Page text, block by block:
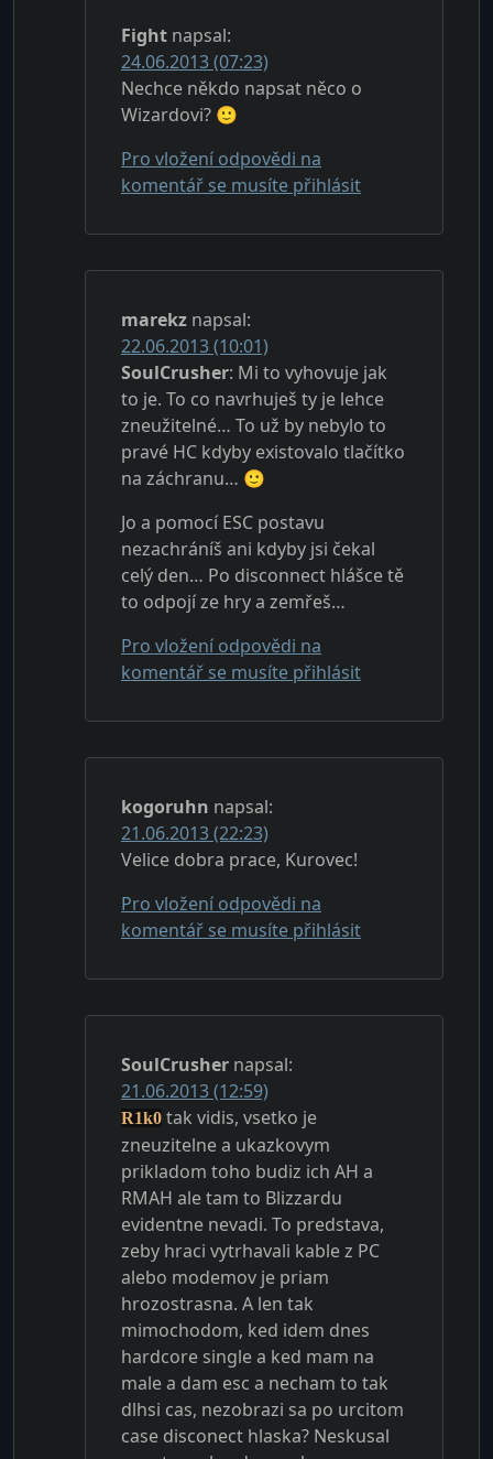
Fight napsal:
24.06.2013 (07:23)
Nechce někdo napsat něco o
Wizardovi? 🙂
Pro vložení odpovědi na
komentář se musíte přihlásit
marekz napsal:
22.06.2013 (10:01)
SoulCrusher: Mi to vyhovuje jak
to je. To co navrhuješ ty je lehce
zneužitelné… To už by nebylo to
pravé HC kdyby existovalo tlačítko
na záchranu… 🙂
Jo a pomocí ESC postavu
nezachráníš ani kdyby jsi čekal
celý den… Po disconnect hlášce tě
to odpojí ze hry a zemřeš…
Pro vložení odpovědi na
komentář se musíte přihlásit
kogoruhn napsal:
21.06.2013 (22:23)
Velice dobra prace, Kurovec!
Pro vložení odpovědi na
komentář se musíte přihlásit
SoulCrusher napsal:
21.06.2013 (12:59)
R1k0 tak vidis, vsetko je
zneuzitelne a ukazkovym
prikladom toho budiz ich AH a
RMAH ale tam to Blizzardu
evidentne nevadi. To predstava,
zeby hraci vytrhavali kable z PC
alebo modemov je priam
hrozostrasna. A len tak
mimochodom, ked idem dnes
hardcore single a ked mam na
male a dam esc a necham to tak
dlhsi cas, nezobrazi sa po urcitom
case disconect hlaska? Neskusal